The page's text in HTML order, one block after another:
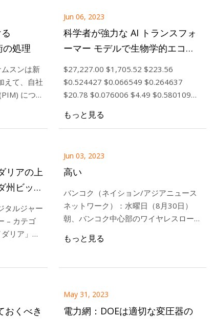
処理
スンは新
えて、自社
につ
Jun 06, 2023
科学者が強力な AI トランスフォ
ーマー モデルで生物学的エコー
を発見
$27,227.00 $1,705.52 $223.56
$0.524427 $0.066549 $0.264637
$20.78 $0.076006 $4.49 $0.580109
もっと見る
リアの上
州ビッグ
タルジャー
– カテゴ
リア」が
ランスフ
Jun 03, 2023
高い
バンコク（ネイション/アジアニュース
ネットワーク）：水曜日（8月30日）
朝、バンコク中心部のワイヤレスロード
た。 警察によると負傷者は
もっと見る
おくべき
May 31, 2023
電力網：DOEは適切な変圧器の